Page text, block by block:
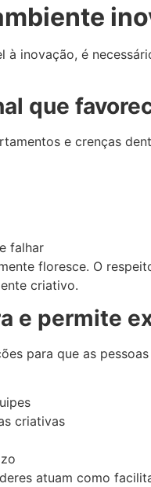
à inovação, é
que
e crenças
falhar
floresce. O
criativo.
e permite
para que as
criativas
atuam como